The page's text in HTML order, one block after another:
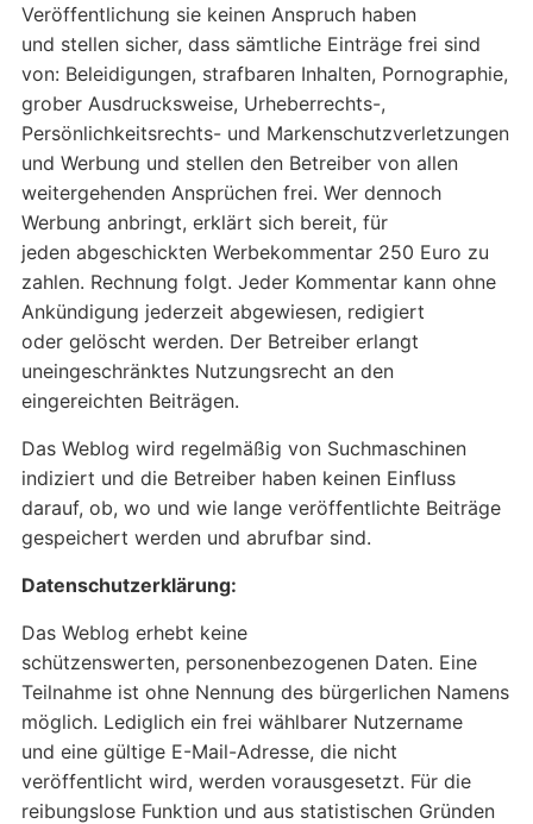
Veröffentlichung sie keinen Anspruch haben
und stellen sicher, dass sämtliche Einträge frei sind
von: Beleidigungen, strafbaren Inhalten, Pornographie,
grober Ausdrucksweise, Urheberrechts-,
Persönlichkeitsrechts- und Markenschutzverletzungen
und Werbung und stellen den Betreiber von allen
weitergehenden Ansprüchen frei. Wer dennoch
Werbung anbringt, erklärt sich bereit, für
jeden abgeschickten Werbekommentar 250 Euro zu
zahlen. Rechnung folgt. Jeder Kommentar kann ohne
Ankündigung jederzeit abgewiesen, redigiert
oder gelöscht werden. Der Betreiber erlangt
uneingeschränktes Nutzungsrecht an den
eingereichten Beiträgen.
Das Weblog wird regelmäßig von Suchmaschinen
indiziert und die Betreiber haben keinen Einfluss
darauf, ob, wo und wie lange veröffentlichte Beiträge
gespeichert werden und abrufbar sind.
Datenschutzerklärung:
Das Weblog erhebt keine
schützenswerten, personenbezogenen Daten. Eine
Teilnahme ist ohne Nennung des bürgerlichen Namens
möglich. Lediglich ein frei wählbarer Nutzername
und eine gültige E-Mail-Adresse, die nicht
veröffentlicht wird, werden vorausgesetzt. Für die
reibungslose Funktion und aus statistischen Gründen